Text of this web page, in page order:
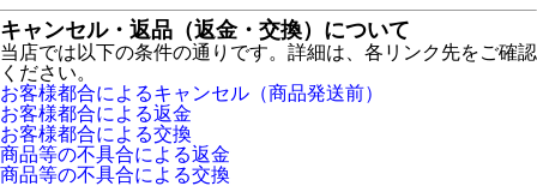
キャンセル・返品（返金・交換）について
当店では以下の条件の通りです。詳細は、各リンク先をご確認
ください。
お客様都合によるキャンセル（商品発送前）
お客様都合による返金
お客様都合による交換
商品等の不具合による返金
商品等の不具合による交換